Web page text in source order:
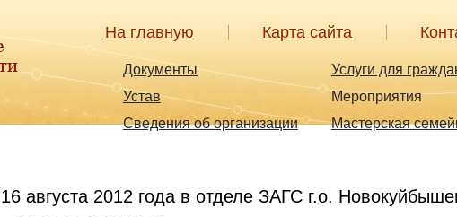
На главную Карта сайта
Документы
Устав
Сведения об организации
Услуги для
Мероприятия
Мастерская
16 августа 2012 года в отделе ЗАГС г.о.